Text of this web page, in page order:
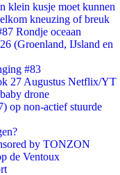
klein kusje moet kunnen
kneuzing of breuk
Rondje oceaan
(Groenland, IJsland en
#83
27 Augustus Netflix/YT
drone
op non-actief stuurde
by TONZON
de Ventoux